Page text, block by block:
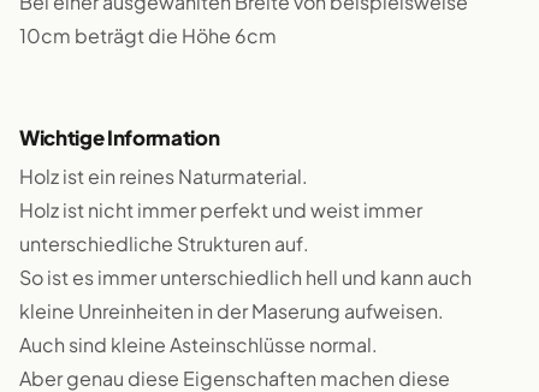
10cm beträgt die Höhe 6cm
Wichtige Information
Holz ist ein reines Naturmaterial.
Holz ist nicht immer perfekt und weist immer
unterschiedliche Strukturen auf.
So ist es immer unterschiedlich hell und kann auch
kleine Unreinheiten in der Maserung aufweisen.
Auch sind kleine Asteinschlüsse normal.
Aber genau diese Eigenschaften machen diese